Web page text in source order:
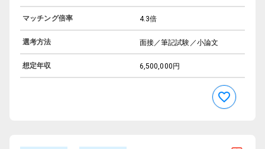
マッチング倍率 4.3倍
選考方法 面接／筆記試験／小論文
想定年収 6,500,000円